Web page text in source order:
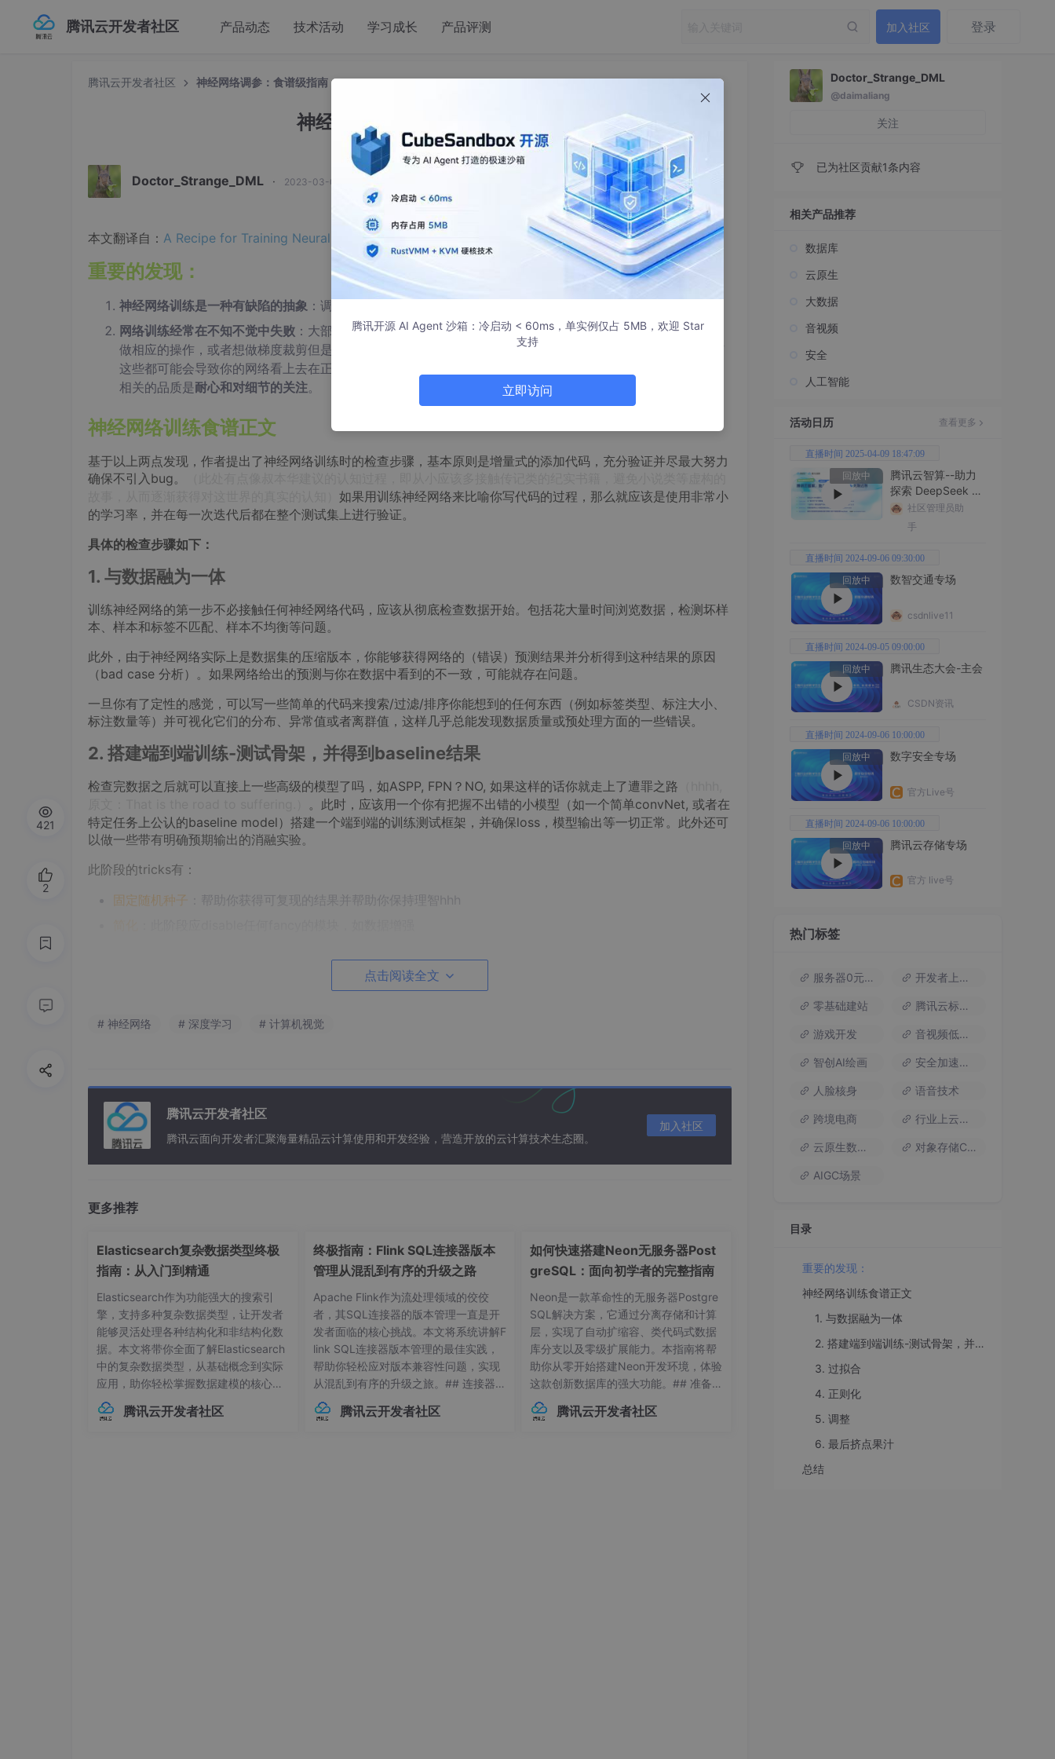
腾讯云开发者社区 产品动态 技术活动 学习成长 产品评测 加入社区 登录
腾讯云开发者社区 神经网络调参：食谱级指南
神经网络调参：食谱级指南
Doctor_Strange_DML · 2023-03-02 16:26:13 发布
本文翻译自： A Recipe for Training Neural Networks
重要的发现：
神经网络训练是一种有缺陷的抽象 ：调包并不像使用其他API(如https)那样简单。
网络训练经常在不知不觉中失败 ：大部分时候并没有明显的报错，但是你有可能在数据增强的时候忘记对标签
做相应的操作，或者想做梯度裁剪但是不小心做了loss裁剪，或者不当的正则化，初始化，学习率等等 。所有
这些都可能会导致你的网络看上去在正常训练，但结果一塌糊涂。根据作者的经验，与深度学习的成功最密切
相关的品质是耐心和对细节的关注。
神经网络训练食谱正文
基于以上两点发现，作者提出了神经网络训练时的检查步骤，基本原则是增量式的添加代码，充分验证并尽最大努力
确保不引入bug。
如果用训练神经网络来比喻你写代码的过程，那么就应该是使用非常小
的学习率，并在每一次迭代后都在整个测试集上进行验证。
具体的检查步骤如下：
1. 与数据融为一体
训练神经网络的第一步不必接触任何神经网络代码，应该从彻底检查数据开始。包括花大量时间浏览数据，检测坏样
本、样本和标签不匹配、样本不均衡等问题。
此外，由于神经网络实际上是数据集的压缩版本，你能够获得网络的（错误）预测结果并分析得到这种结果的原因
（bad case 分析）。如果网络给出的预测与你在数据中看到的不一致，可能就存在问题。
一旦你有了定性的感觉，可以写一些简单的代码来搜索/过滤/排序你能想到的任何东西（例如标签类型、标注大小、
标注数量等）并可视化它们的分布、异常值或者离群值，这样几乎总能发现数据质量或预处理方面的一些错误。
2. 搭建端到端训练-测试骨架，并得到baseline结果
检查完数据之后就可以直接上一些高级的模型了吗，如ASPP, FPN？NO, 如果这样的话你就走上了遭罪之路
。此时，应该用一个你有把握不出错的小模型（如一个简单convNet, 或者在
特定任务上公认的baseline model）搭建一个端到端的训练测试框架，并确保loss，模型输出等一切正常。此外还可
以做一些带有明确预期输出的消融实验。
此阶段的tricks有：
固定随机种子
：帮助你获得可复现的结果并帮助你保持理智hhh
：网络初始化时的loss是可以推测出来的
human baseline: 监控除loss之外的人类可解释和可检查的指标（如acc, example）
验证训练损失是否会随着模型参数增加而下降
：因为此前只用了小模型，在整个数据集上训练应该会欠拟合，理
论上此时增加模型参数量会使性能提升，如果不符合以上预期说明有bug。
在送入网络之前可视化数据：确保送入网络的东西符合你的预期，这一步会让你发现在数据预处理或者数据增强
在训练过程中动态可视化预测结果
利用反向传播确定依赖关系：有时tensor中的一些操作如broadcast，会让不同batch之间信息混合，此时可以
通过将loss手动设置为只和input-i有关，然后反向传播，计算出来的梯度应该只和input-i有关，其他无关路径上
的梯度应该都为零。可以用类似的方法确保有依赖关系的网络的依赖关系都符合预期。
从特殊到一般：大家经常会在尝试从零开始直接写一个通用的功能时出bug，作者推荐的做法是，先写一个非常
明确的功能，确保他不出错，然后再进行泛化，并保证和之前的版本得到同样的结果。比如在向量化代码的时
候，可以先写一个完全循环的版本，然后通过每次去除一个循环的方式来逐步向量化（慢就是快 ---查理·芒格）
在此阶段结束时我们应该已经对数据有了很好的理解并且拥有了完整的训练-测试流水线，对于任意给定的模型我们
都能获得一个可信并且可复现的结果。此外我们应该有了一些初步的实验结果，如输入无关的baseline，一些dumb
baseline，对于人类的表现最好也有一个粗糙的认识。然后，我们就可以在接下来的两个阶段来迭代优化模型了。
点击阅读全文
# 神经网络 # 深度学习 # 计算机视觉
腾讯云开发者社区
腾讯云面向开发者汇聚海量精品云计算使用和开发经验，营造开放的云计算技术生态圈。
加入社区
更多推荐
Elasticsearch复杂数据类型终极
指南：从入门到精通
Elasticsearch作为功能强大的搜索引
擎，支持多种复杂数据类型，让开发者
能够灵活处理各种结构化和非结构化数
据。本文将带你全面了解Elasticsearch
中的复杂数据类型，从基础概念到实际
应用，助你轻松掌握数据建模的核心技
巧。## 内部对象：构建层级化数据结构
在Elasticsearch中，对象类型（Objec
腾讯云开发者社区
终极指南：Flink SQL连接器版本
管理从混乱到有序的升级之路
Apache Flink作为流处理领域的佼佼
者，其SQL连接器的版本管理一直是开
发者面临的核心挑战。本文将系统讲解F
link SQL连接器版本管理的最佳实践，
帮助你轻松应对版本兼容性问题，实现
从混乱到有序的升级之旅。## 连接器版
本管理的常见痛点 😫在Flink应用开发
中，连接器版本管理常常让开发者头疼
腾讯云开发者社区
如何快速搭建Neon无服务器Post
greSQL：面向初学者的完整指南
Neon是一款革命性的无服务器Postgre
SQL解决方案，它通过分离存储和计算
层，实现了自动扩缩容、类代码式数据
库分支以及零级扩展能力。本指南将帮
助你从零开始搭建Neon开发环境，体验
这款创新数据库的强大功能。## 准备工
作：环境要求与依赖项在开始搭建Neon
环境前，请确保你的系统满足以下要
腾讯云开发者社区
421
2
Doctor_Strange_DML
@daimaliang
关注
已为社区贡献1条内容
相关产品推荐
数据库
云原生
大数据
音视频
安全
人工智能
活动日历 查看更多
直播时间 2025-04-09 18:47:09
回放中
腾讯云智算--助力
探索 DeepSeek 无
限边界社区管理员助
手
直播时间 2024-09-06 09:30:00
回放中
数智交通专场
csdnlive11
直播时间 2024-09-05 09:00:00
回放中
腾讯生态大会-主会
CSDN资讯
直播时间 2024-09-06 10:00:00
回放中
数字安全专场
官方Live号
直播时间 2024-09-06 10:00:00
回放中
腾讯云存储专场
官方 live号
热门标签
服务器0元试用 开发者上云包
零基础建站 腾讯云标杆案例
游戏开发 音视频低代码
智创AI绘画 安全加速流量
人脸核身 语音技术
跨境电商 行业上云方案
云原生数据库 对象存储COS
AIGC场景
目录
重要的发现：
神经网络训练食谱正文
1. 与数据融为一体
2. 搭建端到端训练-测试骨架，并得到baseline结果
3. 过拟合
4. 正则化
5. 调整
6. 最后挤点果汁
总结
腾讯开源 AI Agent 沙箱：冷启动 < 60ms，单实例仅占 5MB，欢迎 Star
支持
立即访问